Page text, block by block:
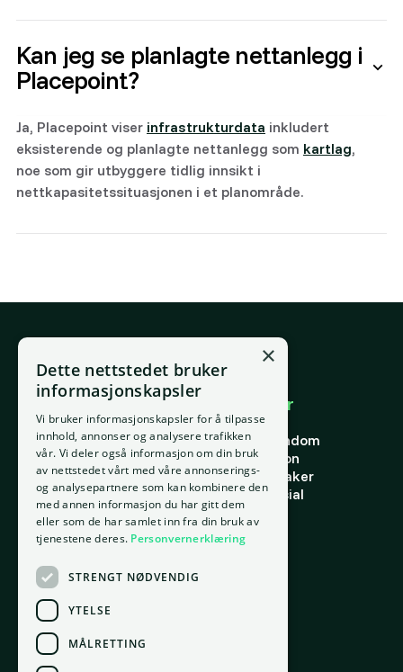
Kan jeg se planlagte nettanlegg i
Placepoint?
Ja, Placepoint viser infrastrukturdata inkludert
eksisterende og planlagte nettanlegg som kartlag,
noe som gir utbyggere tidlig innsikt i
nettkapasitetssituasjonen i et planområde.
E-post
support@placepoint.no
Selskapet
Hjem
Om oss
Ansatte
Kontakt oss
Personvern
Vilkår for bruk
Informasjonskapsler
Brukområder
Forstå eiendom
Finne riktig eiendom
Finn riktig person
Finn riktig leietaker
Verdi og potensial
Risiko
Portefølje
Ressurser
Ordbok
Innsikt
Docs
×
Dette nettstedet bruker
informasjonskapsler
Vi bruker informasjonskapsler for å tilpasse
innhold, annonser og analysere trafikken
vår. Vi deler også informasjon om din bruk
av nettstedet vårt med våre annonserings-
og analysepartnere som kan kombinere den
med annen informasjon du har gitt dem
eller som de har samlet inn fra din bruk av
tjenestene deres. Personvernerklæring
STRENGT NØDVENDIG
YTELSE
MÅLRETTING